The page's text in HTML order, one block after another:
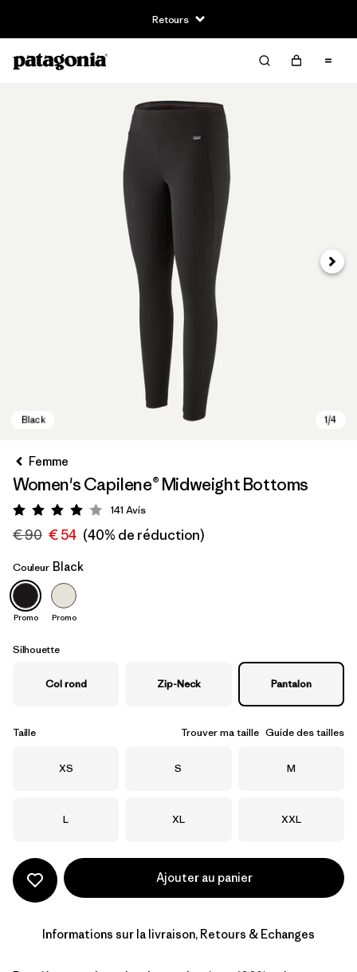
Retours
Black
Femme
Women's Capilene® Midweight Bottoms
Évaluation: 4.1 / 5
141 Avis
€ 90 € 54 (40% de réduction)
Couleur Black
Promo Promo
Silhouette
Col rond Zip-Neck Pantalon
Taille Trouver ma taille Guide des tailles
Taille
XS Taille
S Taille
M
Taille
L Taille
XL Taille
XXL
Ajouter au panier
Informations sur la livraison, Retours & Echanges